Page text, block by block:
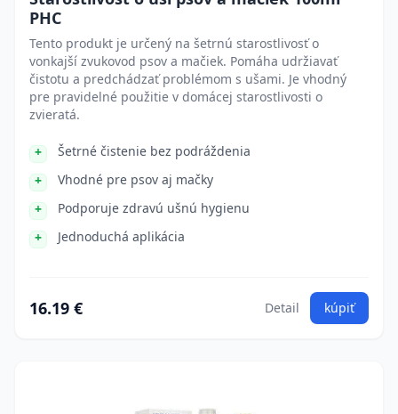
PHC
Tento produkt je určený na šetrnú starostlivosť o
vonkajší zvukovod psov a mačiek. Pomáha udržiavať
čistotu a predchádzať problémom s ušami. Je vhodný
pre pravidelné použitie v domácej starostlivosti o
zvieratá.
Šetrné čistenie bez podráždenia
Vhodné pre psov aj mačky
Podporuje zdravú ušnú hygienu
Jednoduchá aplikácia
16.19 € Detail kúpiť